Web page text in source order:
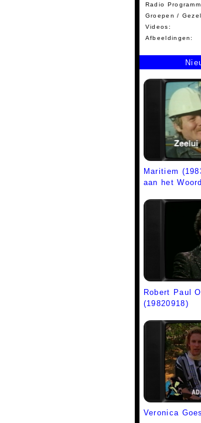
Radio
Groepen /
Videos:
Afbeeldingen:
Maritiem
aan het Woord
Robert Paul
(19820918)
Veronica